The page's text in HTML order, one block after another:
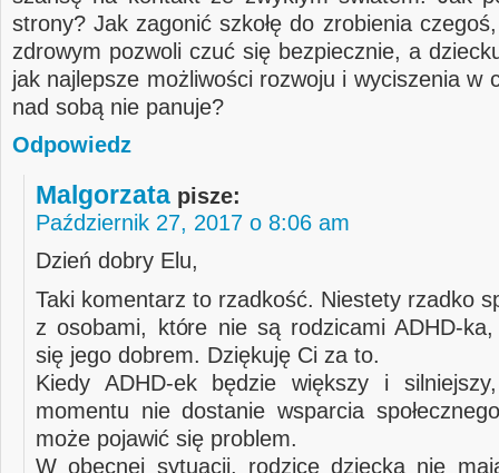
strony? Jak zagonić szkołę do zrobienia
zdrowym pozwoli czuć się bezpiecznie, a
jak najlepsze możliwości rozwoju i wyciszenia w
nad sobą nie panuje?
Odpowiedz
Malgorzata pisze:
Październik 27, 2017 o 8:06 am
Dzień dobry Elu,
Taki komentarz to rzadkość. Niestety rzadko
z osobami, które nie są rodzicami ADHD-
się jego dobrem. Dziękuję Ci za to.
Kiedy ADHD-ek będzie większy i
momentu nie dostanie wsparcia
może pojawić się problem.
W obecnej sytuacji, rodzice dziecka nie